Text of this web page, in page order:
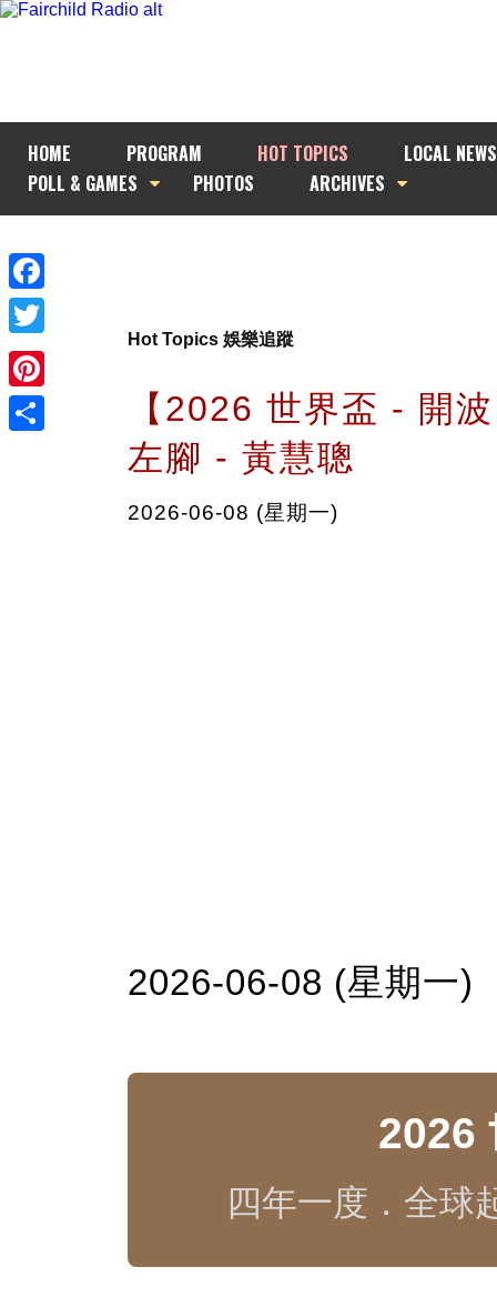
HOME PROGRAM HOT TOPICS
LOCAL NEWS
POLL & GAMES
PHOTOS ARCHIVES
Facebook
Twitter
Pinterest
Hot Topics 娛樂追蹤
【2026 世界盃 - 開
左腳 - 黃慧聰
2026-06-08 (星期一)
2026-06-08 (星期一)
2026
四年一度．全球